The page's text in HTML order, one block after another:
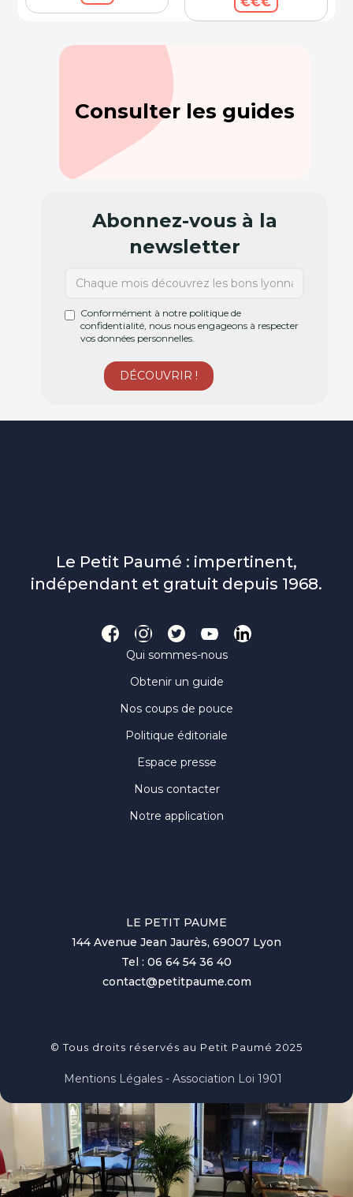
Consulter les guides
Abonnez-vous à la
newsletter
Conformément à notre politique de
confidentialité, nous nous engageons à respecter
vos données personnelles.
Le Petit Paumé : impertinent,
indépendant et gratuit depuis 1968.
Qui sommes-nous
Obtenir un guide
Nos coups de pouce
Politique éditoriale
Espace presse
Nous contacter
Notre application
LE PETIT PAUME
144 Avenue Jean Jaurès, 69007 Lyon
Tel : 06 64 54 36 40
contact@petitpaume.com
© Tous droits réservés au Petit Paumé 2025
Mentions Légales - Association Loi 1901